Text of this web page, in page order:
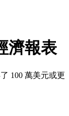
濟報表
100 萬美元或更